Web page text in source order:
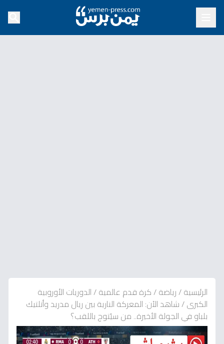
الرئيسية/رياضة/كرة قدم عالمية/الدوريات الأوروبية
الكبرى/شاهد الآن: المعركة النارية بين ريال مدريد وأتلتيك
بلباو في الجولة الأخيرة.. من سيُتوج باللقب؟